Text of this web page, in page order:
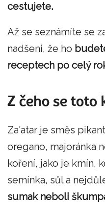
cestujete.
Až se seznámíte se
nadšeni, že ho
receptech po celý
Z čeho se toto
Za'atar je směs
oregano, majoránka
koření, jako je kmín,
semínka, sůl a
sumak neboli